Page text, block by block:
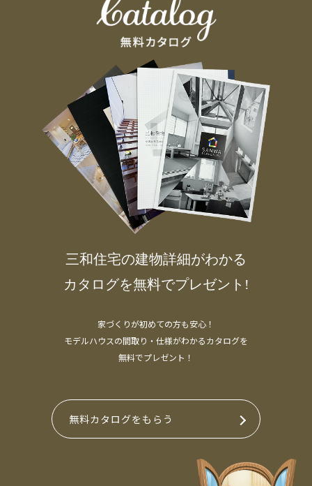
三和住宅の建物詳細がわかる
カタログを無料でプレゼント!
家づくりが初めての方も安心！
モデルハウスの間取り・仕様がわかるカタログを
無料でプレゼント！
無料カタログをもらう